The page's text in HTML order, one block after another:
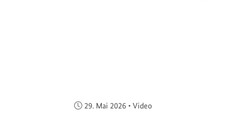
Veröffentlicht am:
29. Mai 2026 • Video